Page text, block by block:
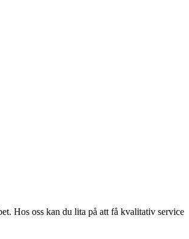
Hos oss kan du lita på att få kvalitativ service